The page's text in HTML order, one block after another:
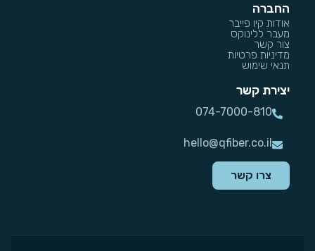
החברה
אודות קיו פייבר
מעבר ללינוקס
צור קשר
מדיניות פרטיות
תנאי שימוש
יצירת קשר
074-7000-810
hello@qfiber.co.il
צרו קשר